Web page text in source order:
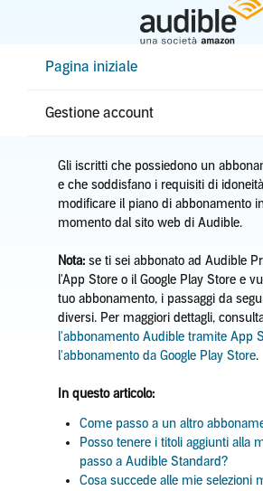
principalePagina iniziale
Gestione account
Pagina iniziale
Cambiare
Gli iscritti che possiedono un
e che soddisfano i requisiti di
modificare il piano di abbonamento
momento dal sito web di Audible.
Nota: se ti sei abbonato ad Audible
l'App Store o il Google Play Store e
tuo abbonamento, i passaggi da
diversi. Per maggiori dettagli,
l'abbonamento Audible tramite App
l'abbonamento da Google Play Store.
In questo articolo:
Come passo a un altro
Posso tenere i titoli aggiunti alla
passo a Audible Standard?
Cosa succede alle mie selezioni